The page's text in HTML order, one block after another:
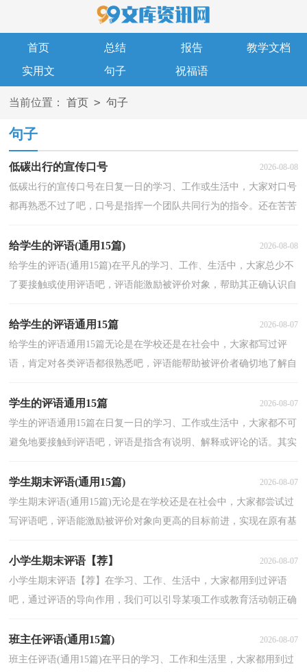
首页 总结 报告
教学文档
实用文
句子 祝福语
当前位置： 首页 > 句子
句子
低碳出行的宣传口号 2026-08-08
低碳出行的宣传口号在日复一日的学习、工作或生活中，大家对口号
都再熟悉不过了吧，口号是指挥一个团队共同行为的指令。还在苦苦
给学生的评语(通用15篇) 2026-08-08
给学生的评语(通用15篇)在平凡的学习、工作、生活中，大家总少不
了要接触或使用评语吧，评语能激励被评价对象，帮助其正确认识自
给学生的评语通用15篇 2026-08-07
给学生的评语通用15篇无论是在学校还是在社会中，大家都写过评
语，肯定对各类评语都很熟悉吧，评语能帮助被评价者确切地了解自
学生的评语通用15篇 2026-08-07
学生的评语通用15篇在日复一日的学习、工作或生活中，大家都不可
避免地要接触到评语吧，评语是指含有说明、解释或评论的话。其实
学生期末评语(通用15篇) 2026-08-07
学生期末评语(通用15篇)无论是在学校还是在社会中，大家都尝试过
写评语吧，评语能激励被评价对象向更高的目标前进，实现在原有基
小学生期末评语【荐】 2026-08-07
小学生期末评语【荐】在学习、工作、生活中，大家都用到过评语
吧，通过评语的导向作用，我们可以引导某项工作或教育活动朝正确
班主任评语(通用15篇) 2026-08-07
班主任评语(通用15篇)在平日的学习、工作和生活里，大家都用到过